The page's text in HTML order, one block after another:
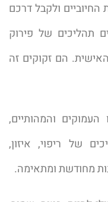
ולקבל דרכם
תהליכים של פירוק
הם זקוקים זה
והמהותיים,
של ריפוי, איזון,
מחודשת ומתאימה.